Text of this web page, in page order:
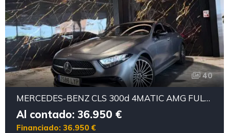
40
MERCEDES-BENZ CLS 300d 4MATIC AMG FULL 265CV
Al contado: 36.950 €
Financiado: 36.950 €